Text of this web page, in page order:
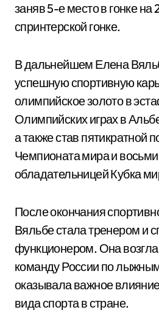
заняв 5-е место в гонке на
спринтерской гонке.
В дальнейшем Елена
успешную спортивную
олимпийское золото в
Олимпийских играх в
а также став пятикратной
Чемпионата мира и
обладательницей Кубка
После окончания
Вяльбе стала тренером и
функционером. Она
команду России по
оказывала важное
вида спорта в стране.